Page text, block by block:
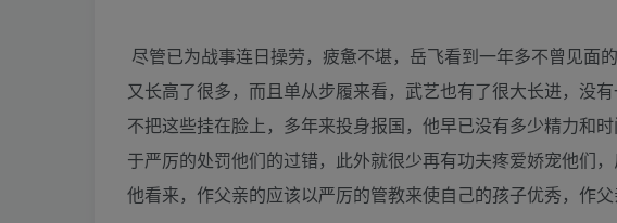
尽管已为战事连日操劳，疲惫不堪，岳飞看到一年多不曾见面
又长高了很多，而且单从步履来看，武艺也有了很大长进，没
不把这些挂在脸上，多年来投身报国，他早已没有多少精力和
于严厉的处罚他们的过错，此外就很少再有功夫疼爱娇宠他们
他看来，作父亲的应该以严厉的管教来使自己的孩子优秀，作